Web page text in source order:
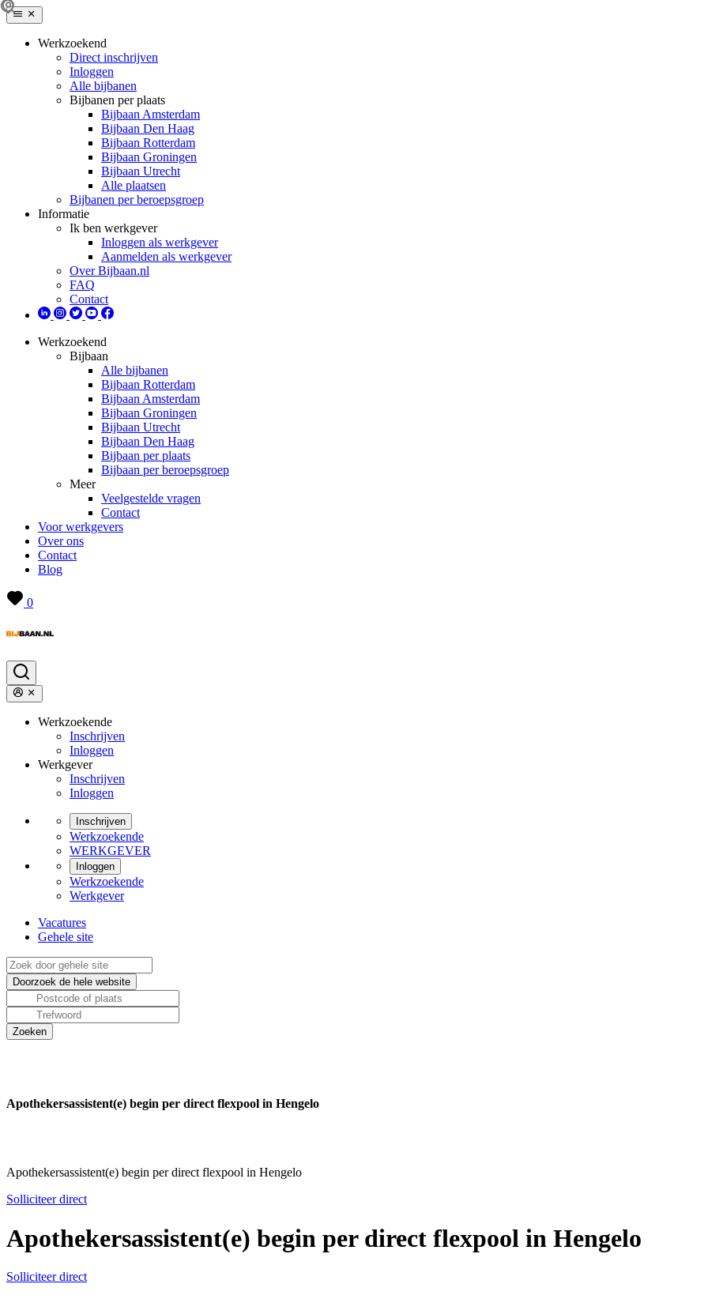
Werkzoekend
Direct inschrijven
Inloggen
Alle bijbanen
Bijbanen per plaats
Bijbaan Amsterdam
Bijbaan Den Haag
Bijbaan Rotterdam
Bijbaan Groningen
Bijbaan Utrecht
Alle plaatsen
Bijbanen per beroepsgroep
Informatie
Ik ben werkgever
Inloggen als werkgever
Aanmelden als werkgever
Over Bijbaan.nl
FAQ
Contact
Werkzoekend
Bijbaan
Alle bijbanen
Bijbaan Rotterdam
Bijbaan Amsterdam
Bijbaan Groningen
Bijbaan Utrecht
Bijbaan Den Haag
Bijbaan per plaats
Bijbaan per beroepsgroep
Meer
Veelgestelde vragen
Contact
Voor werkgevers
Over ons
Contact
Blog
0
Werkzoekende
Inschrijven
Inloggen
Werkgever
Inschrijven
Inloggen
Inschrijven
Werkzoekende
WERKGEVER
Inloggen
Werkzoekende
Werkgever
Vacatures
Gehele site
Apothekersassistent(e) begin per direct flexpool in Hengelo
Apothekersassistent(e) begin per direct flexpool in Hengelo
Solliciteer direct
Apothekersassistent(e) begin per direct flexpool in Hengelo
Solliciteer direct